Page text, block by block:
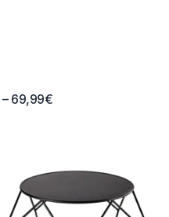
– 69,99€